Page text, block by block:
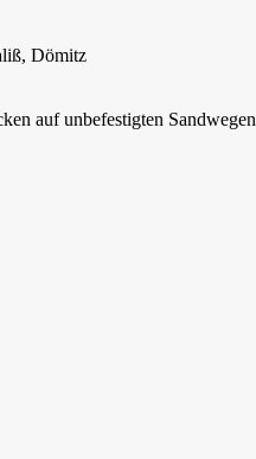
Dömitz
auf unbefestigten Sandwegen